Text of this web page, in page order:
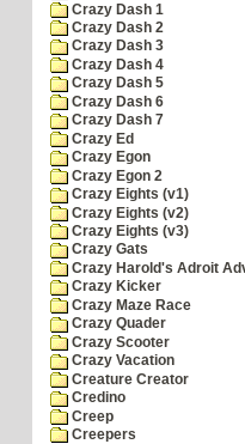
Crazy Dash 1
Crazy Dash 2
Crazy Dash 3
Crazy Dash 4
Crazy Dash 5
Crazy Dash 6
Crazy Dash 7
Crazy Ed
Crazy Egon
Crazy Egon 2
Crazy Eights (v1)
Crazy Eights (v2)
Crazy Eights (v3)
Crazy Gats
Crazy Harold's Adroit
Crazy Kicker
Crazy Maze Race
Crazy Quader
Crazy Scooter
Crazy Vacation
Creature Creator
Credino
Creep
Creepers